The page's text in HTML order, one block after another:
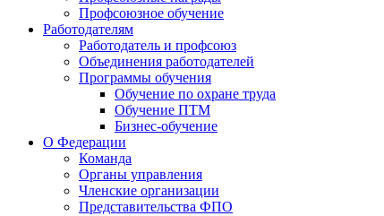
Профсоюзное обучение
Работодателям
Работодатель и профсоюз
Объединения работодателей
Программы обучения
Обучение по охране труда
Обучение ПТМ
Бизнес-обучение
О Федерации
Команда
Органы управления
Членские организации
Представительства ФПО